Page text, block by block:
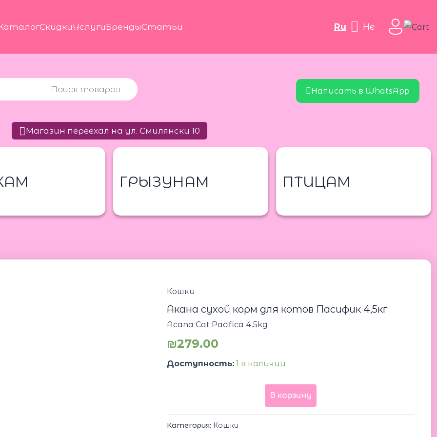
ru he
СкидкиУслугиБрендыСтатьи
Написать в WhatsApp
Магазин переехал на ул. Смилянски 10
ГРЫЗУНАМ ПТИЦАМ
Кошки
Акана сухой корм для котов Пасифик 4,5кг
Acana Cat Pacifica 4.5kg
₪279.00
Доступность: 1 в наличии
4.5kg
Акана
котов
В корзину
Категория: Кошки